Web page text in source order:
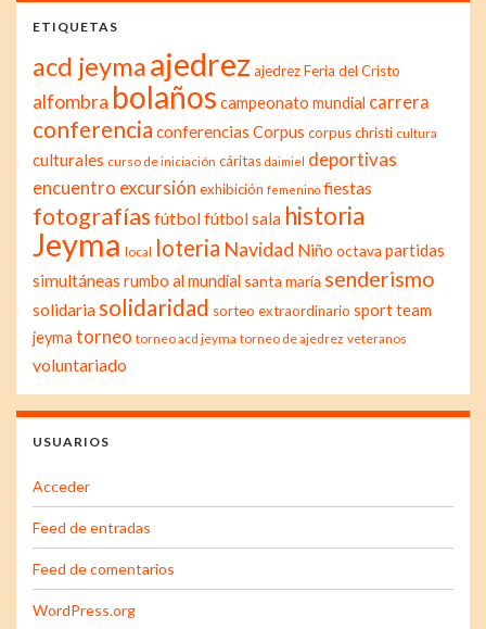
ETIQUETAS
acd jeymaajedrez ajedrez Feria del Cristo
alfombra bolaños campeonato mundial carrera
conferencia conferencias Corpus corpus christi cultura
culturales curso de iniciación cáritas daimiel deportivas
encuentro excursión exhibición femenino fiestas
fotografías fútbolfútbol sala historia
Jeyma local loteria Navidad Niño octava partidas
simultáneas rumbo al mundial santa maría senderismo
solidariasolidaridad sorteo extraordinario sport team
jeyma torneo torneo acd jeyma torneo de ajedrez veteranos
voluntariado
USUARIOS
Acceder
Feed de entradas
Feed de comentarios
WordPress.org